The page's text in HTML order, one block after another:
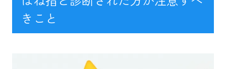
きこと